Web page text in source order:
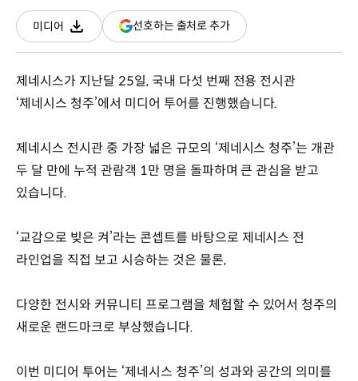
미디어
다운로드
선호하는 출처로 추가(새
창
제네시스가 지난달 25일, 국내 다섯 번째 전용 전시관
‘제네시스 청주’에서 미디어 투어를 진행했습니다.
제네시스 전시관 중 가장 넓은 규모의 ‘제네시스 청주’는 개관
두 달 만에 누적 관람객 1만 명을 돌파하며 큰 관심을 받고
있습니다.
‘교감으로 빚은 켜’라는 콘셉트를 바탕으로 제네시스 전
라인업을 직접 보고 시승하는 것은 물론,
다양한 전시와 커뮤니티 프로그램을 체험할 수 있어서 청주의
새로운 랜드마크로 부상했습니다.
이번 미디어 투어는 ‘제네시스 청주’의 성과와 공간의 의미를